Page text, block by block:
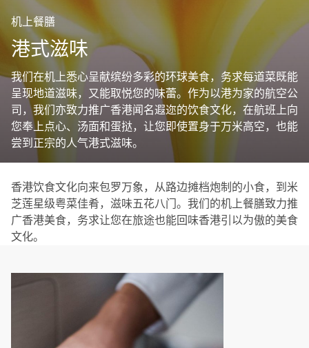
机上餐膳
港式滋味
我们在机上悉心呈献缤纷多彩的环球美食，务求每道菜既能
呈现地道滋味，又能取悦您的味蕾。作为以港为家的航空公
司，我们亦致力推广香港闻名遐迩的饮食文化，在航班上向
您奉上点心、汤面和蛋挞，让您即使置身于万米高空，也能
尝到正宗的人气港式滋味。
香港饮食文化向来包罗万象，从路边摊档炮制的小食，到米
芝莲星级粤菜佳肴，滋味五花八门。我们的机上餐膳致力推
广香港美食，务求让您在旅途也能回味香港引以为傲的美食
文化。